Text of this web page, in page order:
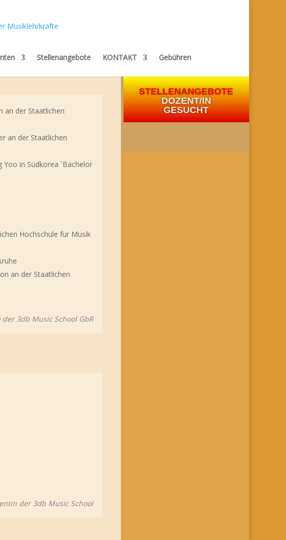
Stellenangebote KONTAKT Gebühren
der Staatlichen
an der Staatlichen
in Südkorea `Bachelor
Hochschule für Musik
an der Staatlichen
3db Music School GbR
der 3db Music School
STELLENANGEBOTE
DOZENT/IN
GESUCHT